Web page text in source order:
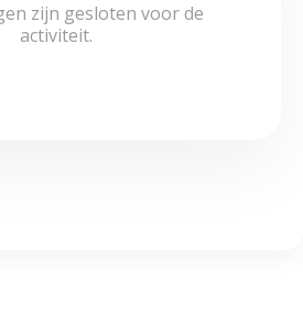
zijn gesloten voor de
activiteit.